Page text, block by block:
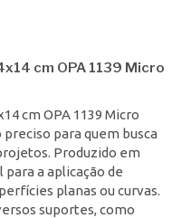
cm OPA 1139 Micro
cm OPA 1139 Micro
para quem busca
Produzido em
a aplicação de
planas ou curvas.
suportes, como